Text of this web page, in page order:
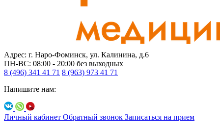
Адрес: г. Наро-Фоминск, ул. Калинина, д.6
ПН-ВС: 08:00 - 20:00 без выходных
8 (496) 341 41 71 8 (963) 973 41 71
Напишите нам:
Личный кабинет Обратный звонок Записаться на прием